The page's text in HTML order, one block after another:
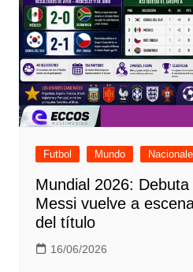
Futbol Mundo
Mundial 2026:
Messi vuelve a
del título
16/06/2026